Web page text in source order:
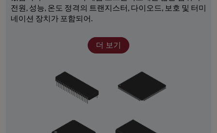
전원, 성능, 온도 정격의 트랜지스터, 다이오드, 보호 및 터미
네이션 장치가 포함되어.
더 보기